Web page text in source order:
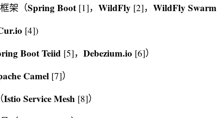
架（Spring Boot [1]， WildFly [2]， WildFly Swarm
[4])
Boot Teiid [5]， Debezium.io [6]）
Camel [7]）
Istio Service Mesh [8]）